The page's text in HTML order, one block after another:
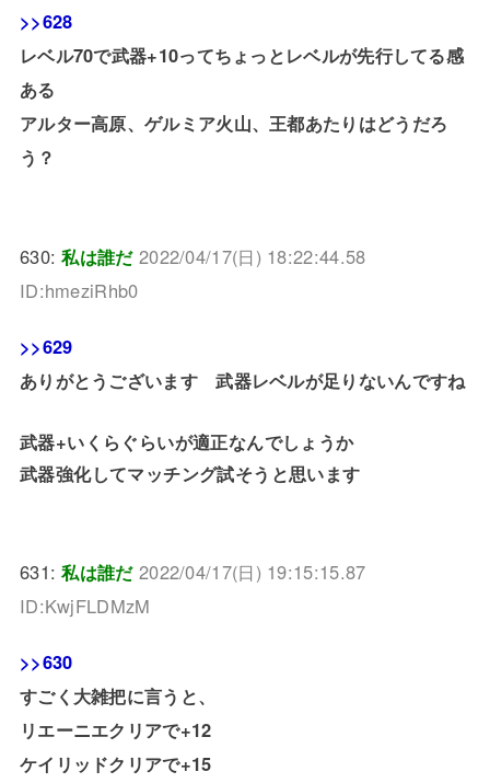
>>628
レベル70で武器+10ってちょっとレベルが先行してる感
ある
アルター高原、ゲルミア火山、王都あたりはどうだろ
う？
630:私は誰だ 2022/04/17(日) 18:22:44.58
ID:hmeziRhb0
>>629
ありがとうございます 武器レベルが足りないんですね
武器+いくらぐらいが適正なんでしょうか
武器強化してマッチング試そうと思います
631:私は誰だ 2022/04/17(日) 19:15:15.87
ID:KwjFLDMzM
>>630
すごく大雑把に言うと、
リエーニエクリアで+12
ケイリッドクリアで+15